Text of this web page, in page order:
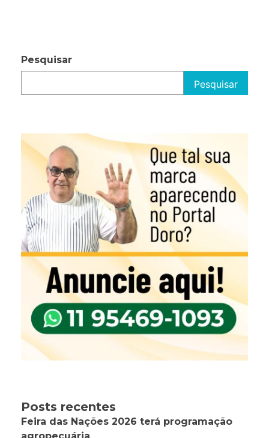
Pesquisar
Pesquisar
Posts recentes
Feira das Nações 2026 terá programação